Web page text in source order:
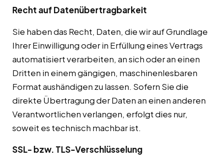
Recht auf Datenübertragbarkeit
Sie haben das Recht, Daten, die wir auf Grundlage
Ihrer Einwilligung oder in Erfüllung eines Vertrags
automatisiert verarbeiten, an sich oder an einen
Dritten in einem gängigen, maschinenlesbaren
Format aushändigen zu lassen. Sofern Sie die
direkte Übertragung der Daten an einen anderen
Verantwortlichen verlangen, erfolgt dies nur,
soweit es technisch machbar ist.
SSL- bzw. TLS-Verschlüsselung